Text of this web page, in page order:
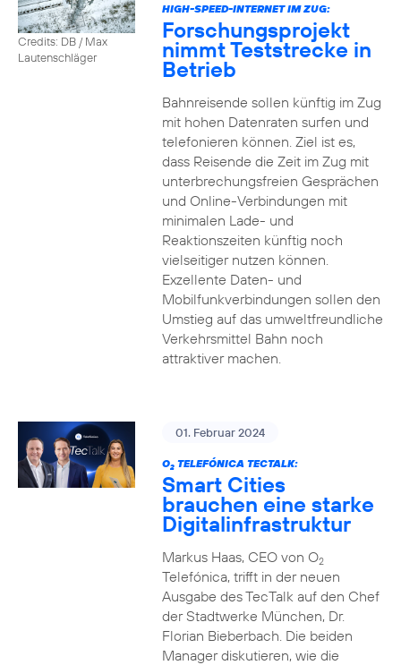
Credits: DB / Max
Lautenschläger
HIGH-SPEED-INTERNET IM ZUG:
Forschungsprojekt
nimmt Teststrecke in
Betrieb
Bahnreisende sollen künftig im Zug
mit hohen Datenraten surfen und
telefonieren können. Ziel ist es,
dass Reisende die Zeit im Zug mit
unterbrechungsfreien Gesprächen
und Online-Verbindungen mit
minimalen Lade- und
Reaktionszeiten künftig noch
vielseitiger nutzen können.
Exzellente Daten- und
Mobilfunkverbindungen sollen den
Umstieg auf das umweltfreundliche
Verkehrsmittel Bahn noch
attraktiver machen.
01. Februar 2024
O2TELEFÓNICA TECTALK:
Smart Cities
brauchen eine starke
Digitalinfrastruktur
Markus Haas, CEO von O2
Telefónica, trifft in der neuen
Ausgabe des TecTalk auf den Chef
der Stadtwerke München, Dr.
Florian Bieberbach. Die beiden
Manager diskutieren, wie die